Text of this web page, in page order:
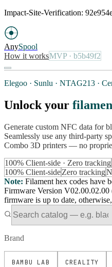
Impact-Site-Verification:
AnySpool
How it worksMVP· b5b49f2
Elegoo · Sunlu · NTAG213 ·
Unlock your
Generate custom NFC data for
Seamlessly use any third-party
Combo 3D printers — no
100% Client-side · Zero tracking
100% Client-sideZero tracking
Note: Filament hex codes have
Firmware Version V02.00.02.00
firmware is up to date,
Brand
BAMBU LAB CREALITY